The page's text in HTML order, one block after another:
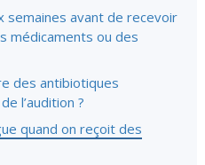
semaines avant de recevoir
médicaments ou des
des antibiotiques
l’audition ?
quand on reçoit des